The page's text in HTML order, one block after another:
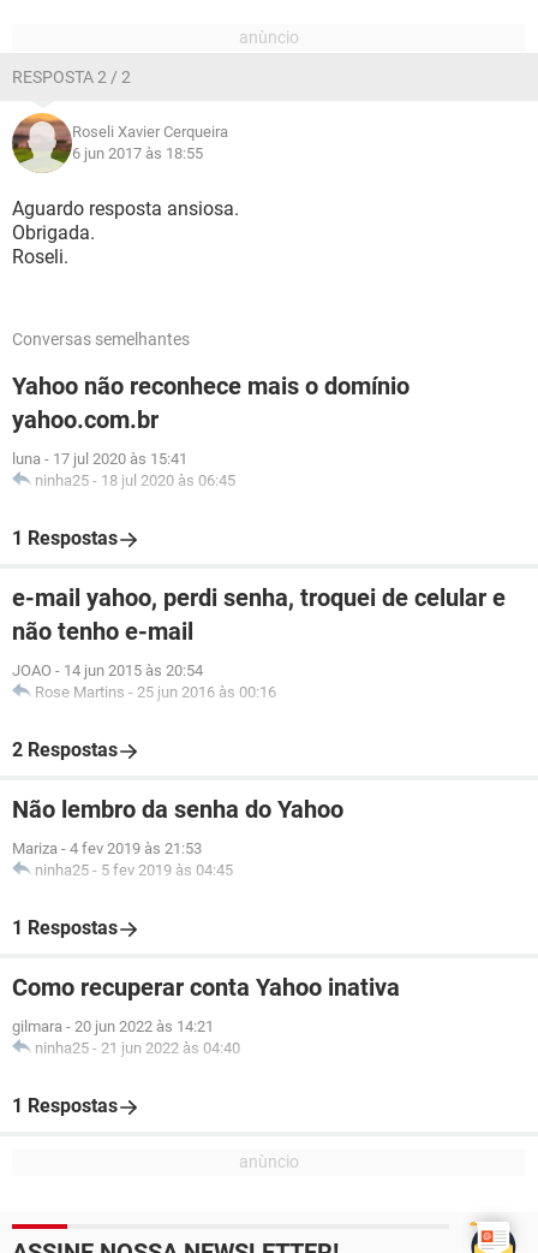
RESPOSTA 2 / 2
Roseli Xavier Cerqueira
6 jun 2017 às 18:55
Aguardo resposta ansiosa.
Obrigada.
Roseli.
Conversas semelhantes
Yahoo não reconhece mais o domínio
yahoo.com.br
luna - 17 jul 2020 às 15:41
ninha25 - 18 jul 2020 às 06:45
1 Respostas
e-mail yahoo, perdi senha, troquei de celular e
não tenho e-mail
JOAO - 14 jun 2015 às 20:54
Rose Martins - 25 jun 2016 às 00:16
2 Respostas
Não lembro da senha do Yahoo
Mariza - 4 fev 2019 às 21:53
ninha25 - 5 fev 2019 às 04:45
1 Respostas
Como recuperar conta Yahoo inativa
gilmara - 20 jun 2022 às 14:21
ninha25 - 21 jun 2022 às 04:40
1 Respostas